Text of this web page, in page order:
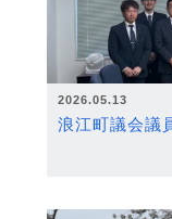
2026.05.13
浪江町議会議